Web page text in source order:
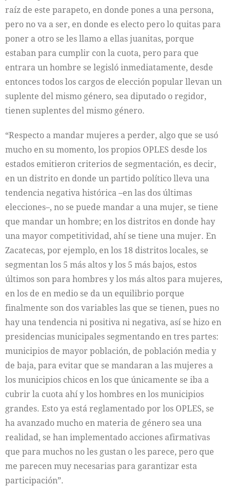
raíz de este parapeto, en donde pones a una persona,
pero no va a ser, en donde es electo pero lo quitas para
poner a otro se les llamo a ellas juanitas, porque
estaban para cumplir con la cuota, pero para que
entrara un hombre se legisló inmediatamente, desde
entonces todos los cargos de elección popular llevan un
suplente del mismo género, sea diputado o regidor,
tienen suplentes del mismo género.
“Respecto a mandar mujeres a perder, algo que se usó
mucho en su momento, los propios OPLES desde los
estados emitieron criterios de segmentación, es decir,
en un distrito en donde un partido político lleva una
tendencia negativa histórica –en las dos últimas
elecciones–, no se puede mandar a una mujer, se tiene
que mandar un hombre; en los distritos en donde hay
una mayor competitividad, ahí se tiene una mujer. En
Zacatecas, por ejemplo, en los 18 distritos locales, se
segmentan los 5 más altos y los 5 más bajos, estos
últimos son para hombres y los más altos para mujeres,
en los de en medio se da un equilibrio porque
finalmente son dos variables las que se tienen, pues no
hay una tendencia ni positiva ni negativa, así se hizo en
presidencias municipales segmentando en tres partes:
municipios de mayor población, de población media y
de baja, para evitar que se mandaran a las mujeres a
los municipios chicos en los que únicamente se iba a
cubrir la cuota ahí y los hombres en los municipios
grandes. Esto ya está reglamentado por los OPLES, se
ha avanzado mucho en materia de género sea una
realidad, se han implementado acciones afirmativas
que para muchos no les gustan o les parece, pero que
me parecen muy necesarias para garantizar esta
participación”.